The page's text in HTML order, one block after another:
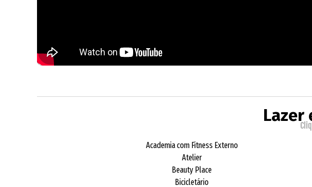
Lazer
Academia com Fitness Externo
Atelier
Beauty Place
Bicicletário